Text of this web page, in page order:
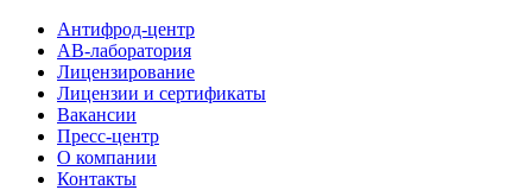
Антифрод-центр
АВ-лаборатория
Лицензирование
Лицензии и сертификаты
Вакансии
Пресс-центр
О компании
Контакты